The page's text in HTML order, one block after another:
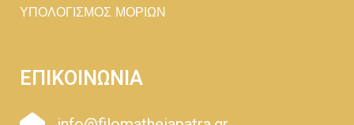
ΥΠΟΛΟΓΙΣΜΟΣ ΜΟΡΙΩΝ
ΕΠΙΚΟΙΝΩΝΙΑ